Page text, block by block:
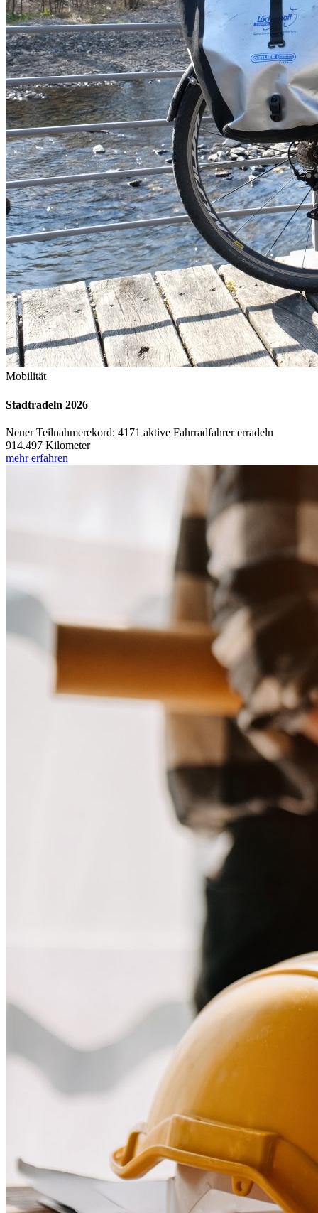
Mobilität
Stadtradeln 2026
Neuer Teilnahmerekord: 4171 aktive Fahrradfahrer erradeln
914.497 Kilometer
mehr erfahren